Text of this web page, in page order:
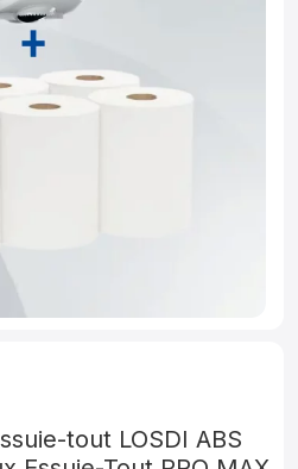
tout LOSDI ABS